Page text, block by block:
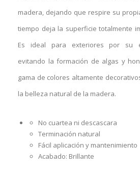
madera, dejando que respire su
tiempo deja la superficie totalmente
Es ideal para exteriores por su
evitando la formación de algas y
gama de colores altamente
la belleza natural de la madera.
No cuartea ni descascara
Terminación natural
Fácil aplicación y mantenimiento
Acabado: Brillante